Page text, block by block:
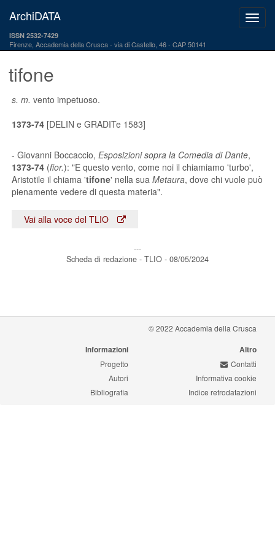
ArchiDATA
ISSN 2532-7429
Firenze, Accademia della Crusca via di Castello, 46 - CAP 50141
tifone
s. m. vento impetuoso.
1373-74[DELIN e GRADITe 1583]
- Giovanni Boccaccio, Esposizioni sopra la Comedia di Dante,
1373-74(fior.): "E questo vento, come noi il chiamiamo 'turbo',
Aristotile il chiama 'tifone' nella sua Metaura, dove chi vuole può
pienamente vedere di questa materia".
Vai alla voce del TLIO
---
Scheda di redazione - TLIO - 08/05/2024
© 2022 Accademia della Crusca
Informazioni
Progetto
Autori
Bibliografia
Altro
Contatti
Informativa cookie
Indice retrodatazioni